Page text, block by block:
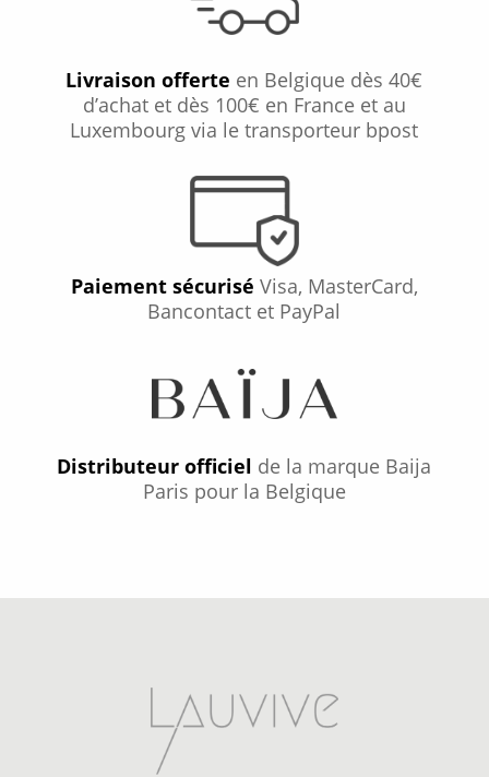
Livraison offerte en Belgique dès 40€
d’achat et dès 100€ en France et au
Luxembourg via le transporteur bpost
Paiement sécurisé Visa, MasterCard,
Bancontact et PayPal
Distributeur officiel de la marque Baija
Paris pour la Belgique